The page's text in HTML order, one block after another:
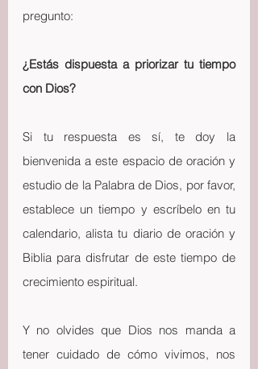
pregunto:
¿Estás dispuesta a priorizar tu tiempo
con Dios?
Si tu respuesta es sí, te doy la
bienvenida a este espacio de oración y
estudio de la Palabra de Dios, por favor,
establece un tiempo y escríbelo en tu
calendario, alista tu diario de oración y
Biblia para disfrutar de este tiempo de
crecimiento espiritual.
Y no olvides que Dios nos manda a
tener cuidado de cómo vivimos, nos